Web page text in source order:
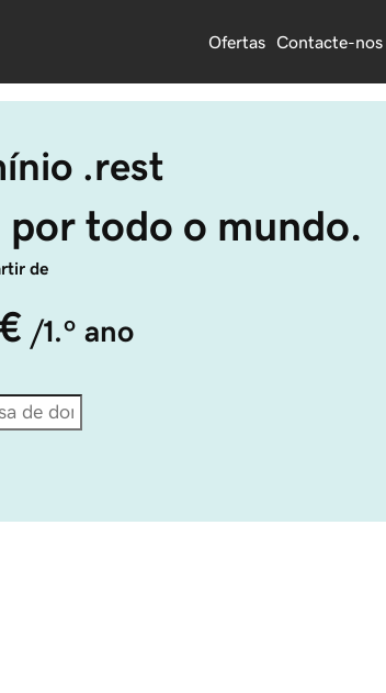
Ofertas Contacte-nos
.rest
todo o mundo.
de
/1.º ano